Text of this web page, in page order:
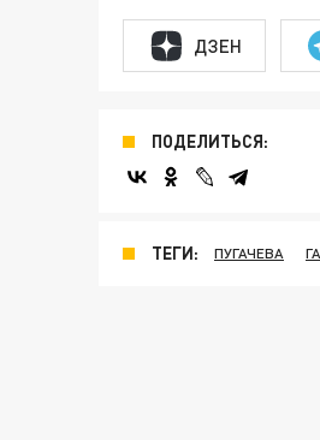
ДЗЕН
ПОДЕЛИТЬСЯ:
ТЕГИ: ПУГАЧЕВА